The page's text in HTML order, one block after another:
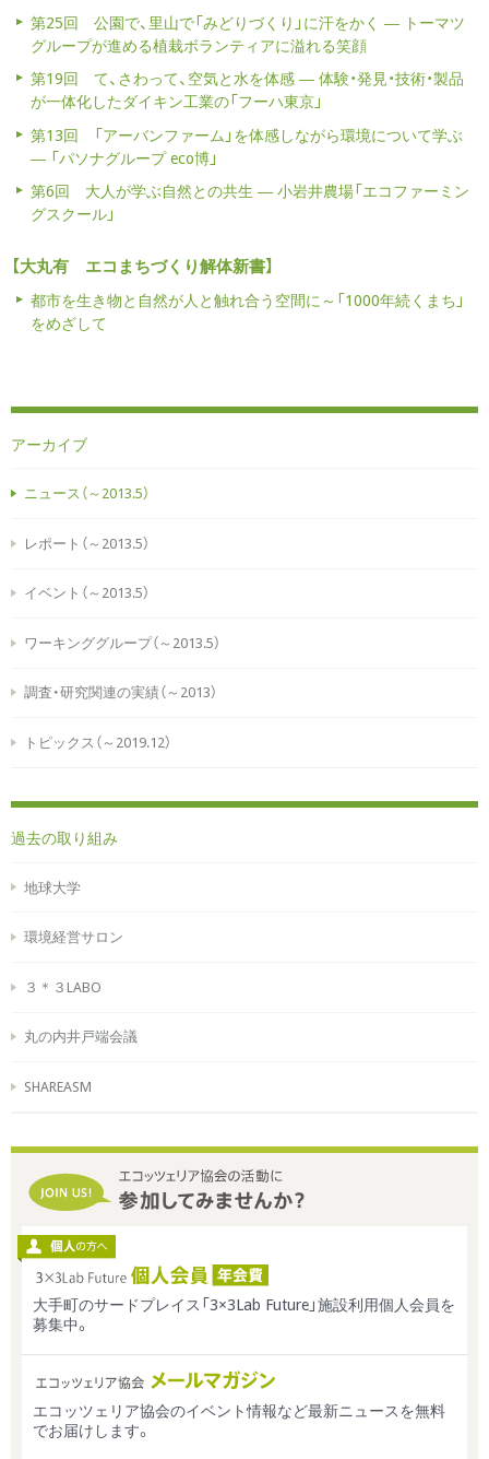
第25回 公園で、里山で「みどりづくり」に汗をかく ― トーマツ
グループが進める植栽ボランティアに溢れる笑顔
第19回 て、さわって、空気と水を体感 ― 体験・発見・技術・製品
が一体化したダイキン工業の「フーハ東京」
第13回 「アーバンファーム」を体感しながら環境について学ぶ
― 「パソナグループ eco博」
第6回 大人が学ぶ自然との共生 ― 小岩井農場「エコファーミン
グスクール」
【大丸有 エコまちづくり解体新書】
都市を生き物と自然が人と触れ合う空間に～「1000年続くまち」
をめざして
アーカイブ
ニュース（～2013.5）
レポート（～2013.5）
イベント（～2013.5）
ワーキンググループ（～2013.5）
調査・研究関連の実績（～2013）
トピックス（～2019.12）
過去の取り組み
地球大学
環境経営サロン
３＊３LABO
丸の内井戸端会議
SHAREASM
大手町のサードプレイス「3×3Lab Future」施設利用個人会員を
募集中。
エコッツェリア協会のイベント情報など最新ニュースを無料
でお届けします。